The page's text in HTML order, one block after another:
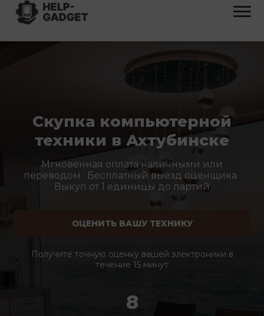
Скупка компьютерной
техники в Ахтубинске
Мгновенная оплата наличными или
переводом · Бесплатный выезд оценщика ·
Выкуп от 1 единицы до партий
ОЦЕНИТЬ ВАШУ ТЕХНИКУ
Получите точную оценку вашей электроники в
течение 15 минут
8